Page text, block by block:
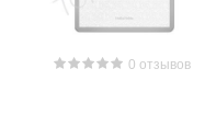
0 отзывов